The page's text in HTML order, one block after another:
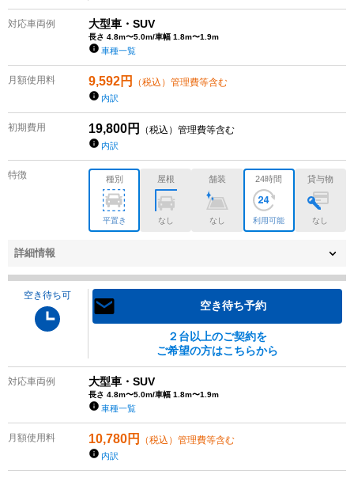
対応車両例 大型車・SUV
長さ 4.8m〜5.0m/車幅 1.8m〜1.9m
車種一覧
月額使用料 9,592円 （税込）管理費等含む
内訳
初期費用 19,800円 （税込）管理費等含む
内訳
特徴 種別
平置き
屋根
なし
舗装
なし
24時間
利用可能
貸与物
なし
詳細情報
空き待ち可
空き待ち予約
２台以上のご契約を
ご希望の方はこちらから
対応車両例 大型車・SUV
長さ 4.8m〜5.0m/車幅 1.8m〜1.9m
車種一覧
月額使用料 10,780円 （税込）管理費等含む
内訳